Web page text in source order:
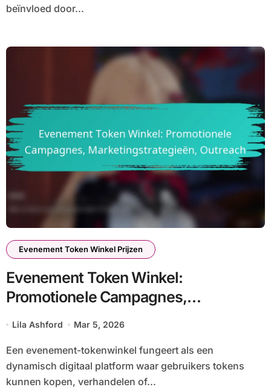
beïnvloed door...
Evenement Token Winkel Prijzen
Evenement Token Winkel:
Promotionele Campagnes,
Marketingstrategieën, Outreach
Lila Ashford Mar 5, 2026
Een evenement-tokenwinkel fungeert als een
dynamisch digitaal platform waar gebruikers tokens
kunnen kopen, verhandelen of...